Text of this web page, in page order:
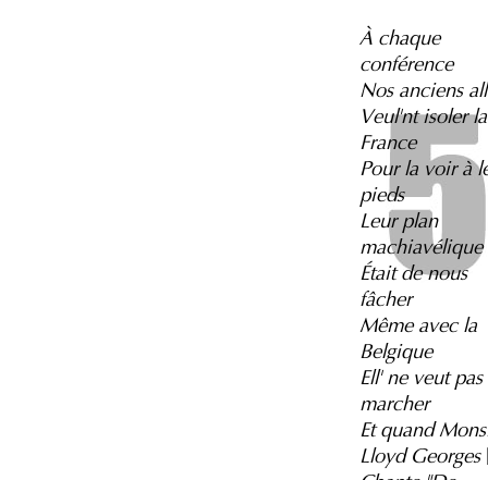
À chaque
conférence
Nos anciens
Veul'nt isoler la
France
Pour la voir à
pieds
Leur plan
machiavélique
Était de nous
fâcher
Même avec la
Belgique
Ell' ne veut pas
marcher
Et quand
Lloyd Georges